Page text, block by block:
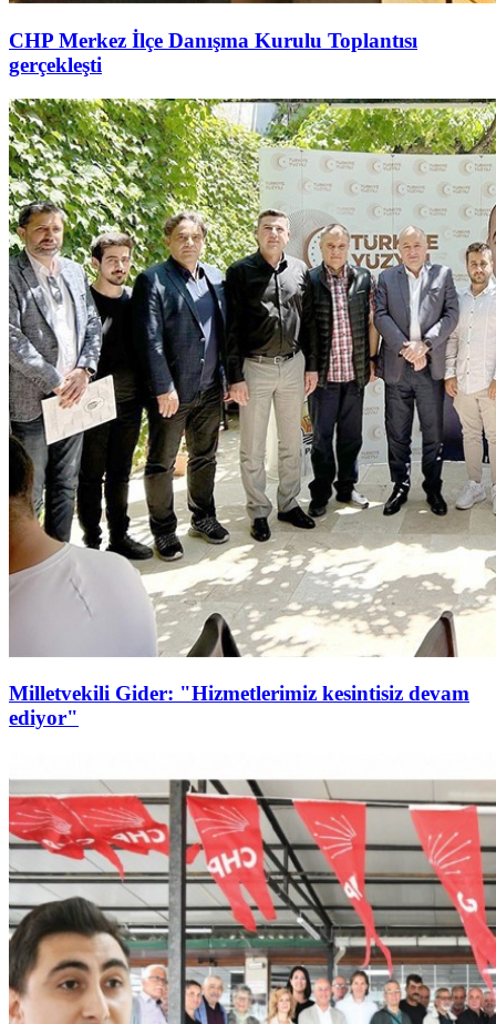
CHP Merkez İlçe Danışma Kurulu Toplantısı
gerçekleşti
Milletvekili Gider: "Hizmetlerimiz kesintisiz devam
ediyor"